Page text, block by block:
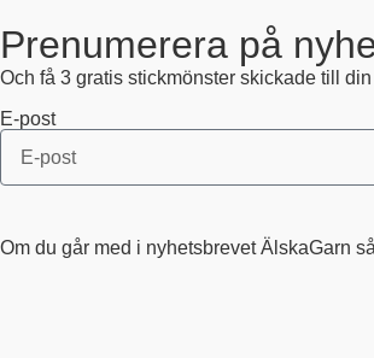
Prenumerera på
Och få 3 gratis stickmönster skickade till din
E-post
Om du går med i nyhetsbrevet ÄlskaGarn